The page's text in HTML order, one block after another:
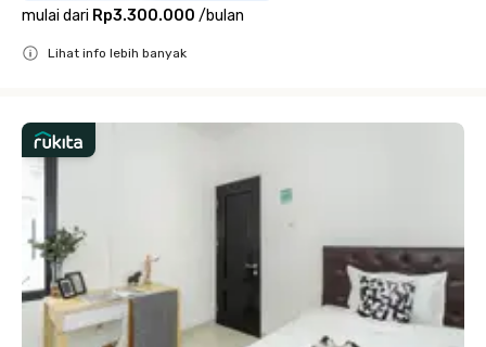
mulai dari Rp3.300.000 /bulan
Lihat info lebih banyak